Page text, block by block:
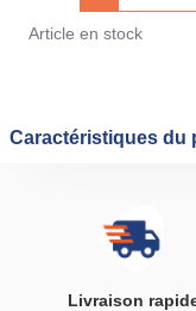
Article en stock
Caractéristiques du
Livraison